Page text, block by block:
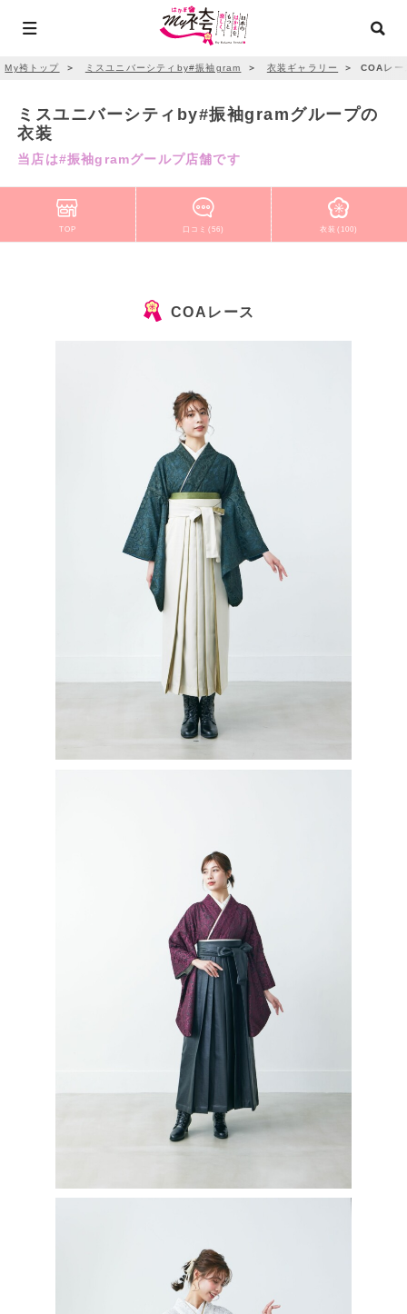
My袴トップ ＞ ミスユニバーシティby#振袖gram ＞ 衣装ギャラリー ＞ COAレー
ミスユニバーシティby#振袖gramグループの
衣装
当店は#振袖gramグールプ店舗です
TOP 口コミ(56) 衣装(100)
COAレース